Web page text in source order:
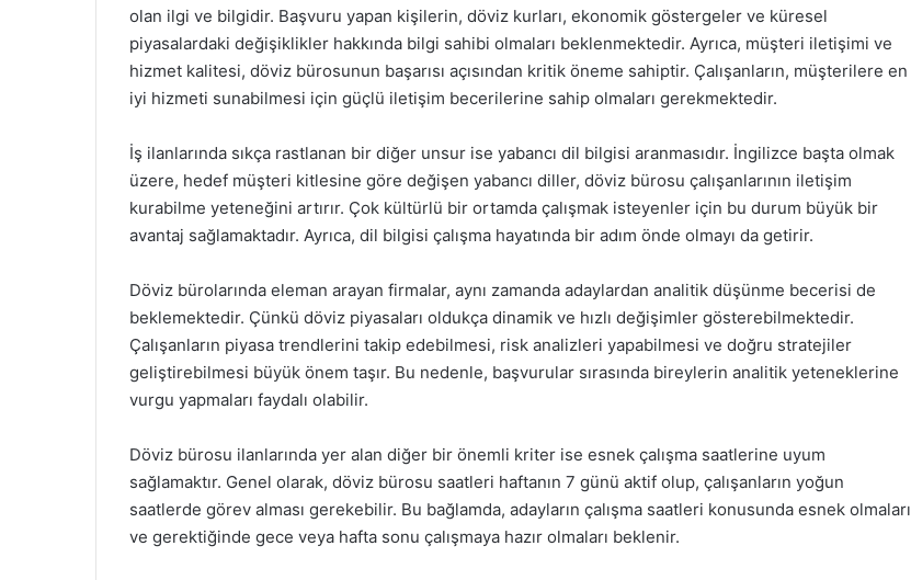
olan ilgi ve bilgidir. Başvuru yapan kişilerin, döviz kurları, ekonomik göstergeler ve küresel
piyasalardaki değişiklikler hakkında bilgi sahibi olmaları beklenmektedir. Ayrıca, müşteri iletişimi ve
hizmet kalitesi, döviz bürosunun başarısı açısından kritik öneme sahiptir. Çalışanların, müşterilere en
iyi hizmeti sunabilmesi için güçlü iletişim becerilerine sahip olmaları gerekmektedir.
İş ilanlarında sıkça rastlanan bir diğer unsur ise yabancı dil bilgisi aranmasıdır. İngilizce başta olmak
üzere, hedef müşteri kitlesine göre değişen yabancı diller, döviz bürosu çalışanlarının iletişim
kurabilme yeteneğini artırır. Çok kültürlü bir ortamda çalışmak isteyenler için bu durum büyük bir
avantaj sağlamaktadır. Ayrıca, dil bilgisi çalışma hayatında bir adım önde olmayı da getirir.
Döviz bürolarında eleman arayan firmalar, aynı zamanda adaylardan analitik düşünme becerisi de
beklemektedir. Çünkü döviz piyasaları oldukça dinamik ve hızlı değişimler gösterebilmektedir.
Çalışanların piyasa trendlerini takip edebilmesi, risk analizleri yapabilmesi ve doğru stratejiler
geliştirebilmesi büyük önem taşır. Bu nedenle, başvurular sırasında bireylerin analitik yeteneklerine
vurgu yapmaları faydalı olabilir.
Döviz bürosu ilanlarında yer alan diğer bir önemli kriter ise esnek çalışma saatlerine uyum
sağlamaktır. Genel olarak, döviz bürosu saatleri haftanın 7 günü aktif olup, çalışanların yoğun
saatlerde görev alması gerekebilir. Bu bağlamda, adayların çalışma saatleri konusunda esnek olmaları
ve gerektiğinde gece veya hafta sonu çalışmaya hazır olmaları beklenir.